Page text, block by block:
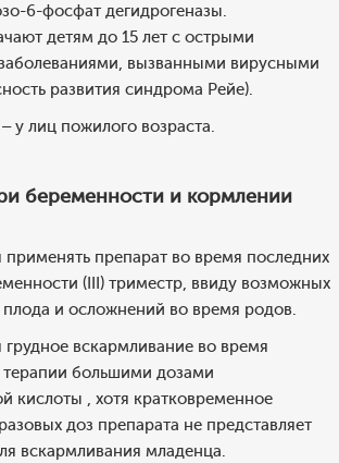
6-фосфат дегидрогеназы.
детям до 15 лет с острыми
вызванными вирусными
развития синдрома Рейе).
у лиц пожилого возраста.
беременности и кормлении
препарат во время последних
(III) триместр, ввиду возможных
плода и осложнений во время родов.
вскармливание во время
большими дозами
кислоты , хотя кратковременное
доз препарата не представляет
вскармливания младенца.